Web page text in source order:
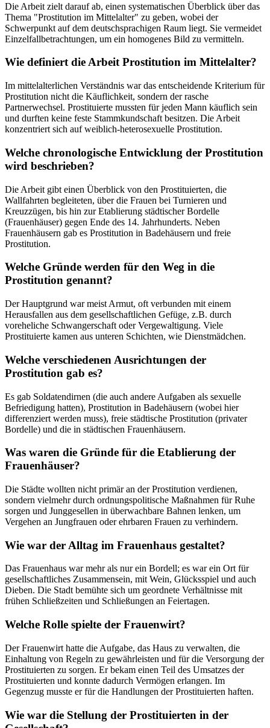
Die Arbeit zielt darauf ab, einen systematischen Überblick über das
Thema "Prostitution im Mittelalter" zu geben, wobei der
Schwerpunkt auf dem deutschsprachigen Raum liegt. Sie vermeidet
Einzelfallbetrachtungen, um ein homogenes Bild zu vermitteln.
Wie definiert die Arbeit Prostitution im Mittelalter?
Im mittelalterlichen Verständnis war das entscheidende Kriterium für
Prostitution nicht die Käuflichkeit, sondern der rasche
Partnerwechsel. Prostituierte mussten für jeden Mann käuflich sein
und durften keine feste Stammkundschaft besitzen. Die Arbeit
konzentriert sich auf weiblich-heterosexuelle Prostitution.
Welche chronologische Entwicklung der Prostitution
wird beschrieben?
Die Arbeit gibt einen Überblick von den Prostituierten, die
Wallfahrten begleiteten, über die Frauen bei Turnieren und
Kreuzzügen, bis hin zur Etablierung städtischer Bordelle
(Frauenhäuser) gegen Ende des 14. Jahrhunderts. Neben
Frauenhäusern gab es Prostitution in Badehäusern und freie
Prostitution.
Welche Gründe werden für den Weg in die
Prostitution genannt?
Der Hauptgrund war meist Armut, oft verbunden mit einem
Herausfallen aus dem gesellschaftlichen Gefüge, z.B. durch
voreheliche Schwangerschaft oder Vergewaltigung. Viele
Prostituierte kamen aus unteren Schichten, wie Dienstmädchen.
Welche verschiedenen Ausrichtungen der
Prostitution gab es?
Es gab Soldatendirnen (die auch andere Aufgaben als sexuelle
Befriedigung hatten), Prostitution in Badehäusern (wobei hier
differenziert werden muss), freie städtische Prostitution (privater
Bordelle) und die in städtischen Frauenhäusern.
Was waren die Gründe für die Etablierung der
Frauenhäuser?
Die Städte wollten nicht primär an der Prostitution verdienen,
sondern vielmehr durch ordnungspolitische Maßnahmen für Ruhe
sorgen und Junggesellen in überwachbare Bahnen lenken, um
Vergehen an Jungfrauen oder ehrbaren Frauen zu verhindern.
Wie war der Alltag im Frauenhaus gestaltet?
Das Frauenhaus war mehr als nur ein Bordell; es war ein Ort für
gesellschaftliches Zusammensein, mit Wein, Glücksspiel und auch
Dieben. Die Stadt bemühte sich um geordnete Verhältnisse mit
frühen Schließzeiten und Schließungen an Feiertagen.
Welche Rolle spielte der Frauenwirt?
Der Frauenwirt hatte die Aufgabe, das Haus zu verwalten, die
Einhaltung von Regeln zu gewährleisten und für die Versorgung der
Prostituierten zu sorgen. Er bekam einen Teil des Umsatzes der
Prostituierten und konnte dadurch Vermögen erlangen. Im
Gegenzug musste er für die Handlungen der Prostituierten haften.
Wie war die Stellung der Prostituierten in der